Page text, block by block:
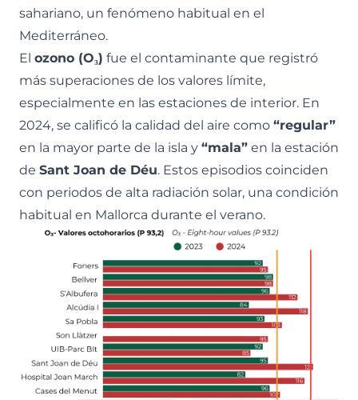
sahariano, un fenómeno habitual en el
Mediterráneo.
El ozono (O₃) fue el contaminante que registró
más superaciones de los valores límite,
especialmente en las estaciones de interior. En
2024, se calificó la calidad del aire como “regular”
en la mayor parte de la isla y “mala” en la estación
de Sant Joan de Déu. Estos episodios coinciden
con periodos de alta radiación solar, una condición
habitual en Mallorca durante el verano.